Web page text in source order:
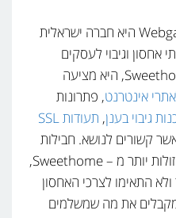
– חברת Webgate היא חברה ישראלית
אחסון וגיבוי לעסקים
ופרטיים. בדומה ל – Sweethome, היא מציעה
אינטרנט, פתרונות
גיבוי בענן, תעודות SSL
אשר קשורים לנושא. חבילות
הגיבוי של Webgate הן זולות יותר מ – Sweethome,
התאימו לצרכי האחסון
את מה שמשלמים